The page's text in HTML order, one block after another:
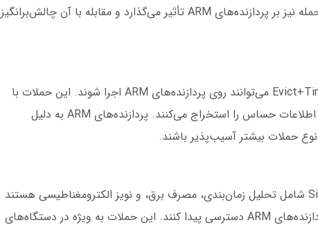
اطلاعات حساس استفاده می‌کند. این حمله نیز بر پردازنده‌های ARM تأثیر می‌گذارد و مقابله با آن چالش‌برانگیز
حملات کش مانند Prime+Probe و Evict+Time می‌توانند روی پردازنده‌های ARM اجرا شوند. این حملات با
تحلیل زمان دسترسی به کش پردازنده، اطلاعات حساس را استخراج می‌کنند. پردازنده‌های ARM به دلیل
حملات بیشتر آسیب‌پذیر باشند.
حملات جانبی یا Side-Channel Attacks شامل تحلیل زمان‌بندی، مصرف برق، و نویز الکترومغناطیسی هستند
که می‌توانند به اطلاعات محرمانه در پردازنده‌های ARM دسترسی پیدا کنند. این حملات به ویژه در دستگاه‌های